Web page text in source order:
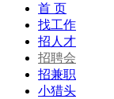
首 页
找工作
招人才
招聘会
招兼职
小猎头